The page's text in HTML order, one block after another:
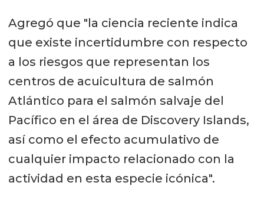
Agregó que "la ciencia reciente indica
que existe incertidumbre con respecto
a los riesgos que representan los
centros de acuicultura de salmón
Atlántico para el salmón salvaje del
Pacífico en el área de Discovery Islands,
así como el efecto acumulativo de
cualquier impacto relacionado con la
actividad en esta especie icónica".